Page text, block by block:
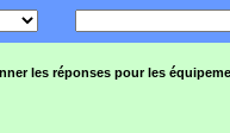
les réponses pour les